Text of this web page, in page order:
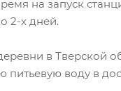
на запуск
2-х дней.
в Тверской
питьевую воду в